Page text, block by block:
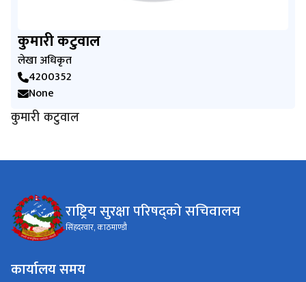
कुमारी कटुवाल
लेखा अधिकृत
4200352
None
कुमारी कटुवाल
राष्ट्रिय सुरक्षा परिषद्को सचिवालय
सिंहदरवार, काठमाण्डौ
कार्यालय समय